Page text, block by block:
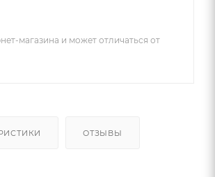
магазина и может отличаться от
ОТЗЫВЫ